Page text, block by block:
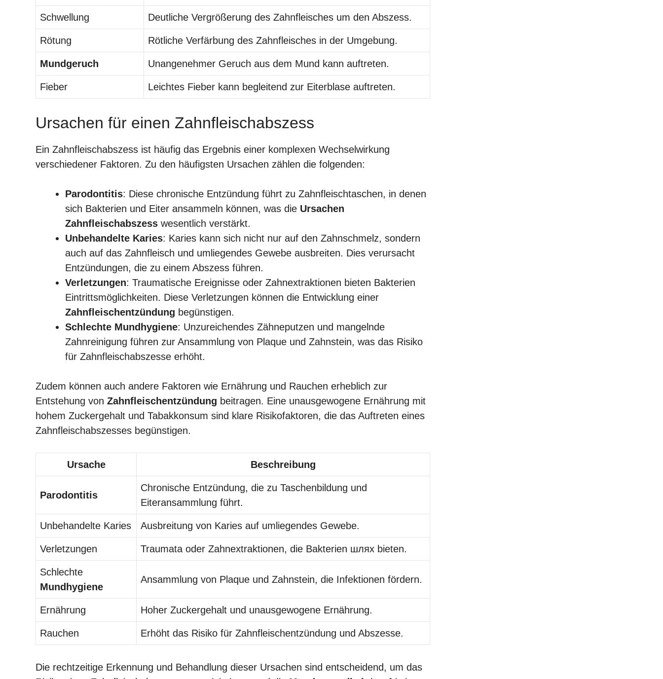
Schwellung Deutliche Vergrößerung des Zahnfleisches um den Abszess.
Rötung Rötliche Verfärbung des Zahnfleisches in der Umgebung.
Mundgeruch Unangenehmer Geruch aus dem Mund kann auftreten.
Fieber Leichtes Fieber kann begleitend zur Eiterblase auftreten.
Ursachen für einen Zahnfleischabszess
Ein Zahnfleischabszess ist häufig das Ergebnis einer komplexen Wechselwirkung
verschiedener Faktoren. Zu den häufigsten Ursachen zählen die folgenden:
Parodontitis: Diese chronische Entzündung führt zu Zahnfleischtaschen, in denen
sich Bakterien und Eiter ansammeln können, was die Ursachen
Zahnfleischabszess wesentlich verstärkt.
Unbehandelte Karies: Karies kann sich nicht nur auf den Zahnschmelz, sondern
auch auf das Zahnfleisch und umliegendes Gewebe ausbreiten. Dies verursacht
Entzündungen, die zu einem Abszess führen.
Verletzungen: Traumatische Ereignisse oder Zahnextraktionen bieten Bakterien
Eintrittsmöglichkeiten. Diese Verletzungen können die Entwicklung einer
Zahnfleischentzündung begünstigen.
Schlechte Mundhygiene: Unzureichendes Zähneputzen und mangelnde
Zahnreinigung führen zur Ansammlung von Plaque und Zahnstein, was das Risiko
für Zahnfleischabszesse erhöht.
Zudem können auch andere Faktoren wie Ernährung und Rauchen erheblich zur
Entstehung von Zahnfleischentzündung beitragen. Eine unausgewogene Ernährung mit
hohem Zuckergehalt und Tabakkonsum sind klare Risikofaktoren, die das Auftreten eines
Zahnfleischabszesses begünstigen.
Ursache Beschreibung
Parodontitis
Chronische Entzündung, die zu Taschenbildung und
Eiteransammlung führt.
Unbehandelte Karies Ausbreitung von Karies auf umliegendes Gewebe.
Verletzungen Traumata oder Zahnextraktionen, die Bakterien шлях bieten.
Schlechte
Mundhygiene
Ansammlung von Plaque und Zahnstein, die Infektionen fördern.
Ernährung Hoher Zuckergehalt und unausgewogene Ernährung.
Rauchen Erhöht das Risiko für Zahnfleischentzündung und Abszesse.
Die rechtzeitige Erkennung und Behandlung dieser Ursachen sind entscheidend, um das